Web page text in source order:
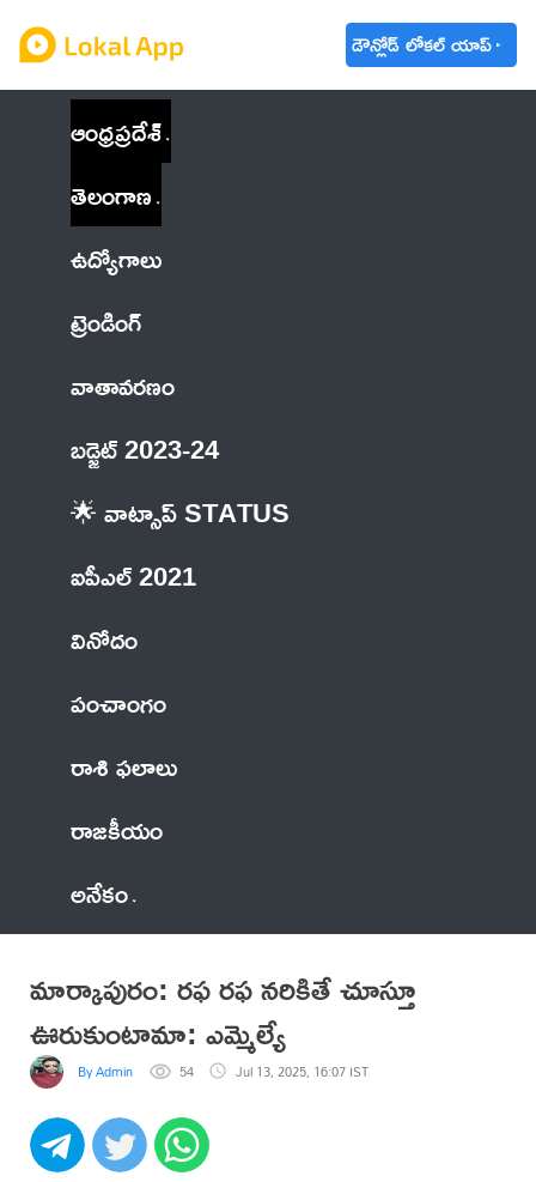
డౌన్లోడ్ లోకల్ యాప్
ఆంధ్రప్రదేశ్
తెలంగాణ
ఉద్యోగాలు
ట్రెండింగ్
వాతావరణం
బడ్జెట్ 2023-24
🌟 వాట్సాప్ STATUS
ఐపీఎల్ 2021
వినోదం
పంచాంగం
రాశి ఫలాలు
రాజకీయం
అనేకం
మార్కాపురం: రఫ రఫ నరికితే చూస్తూ
ఊరుకుంటామా: ఎమ్మెల్యే
By Admin 54 Jul 13, 2025, 16:07 IST